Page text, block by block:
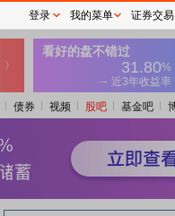
债券 视频 股吧 基金吧
登录 我的菜单 证券交易